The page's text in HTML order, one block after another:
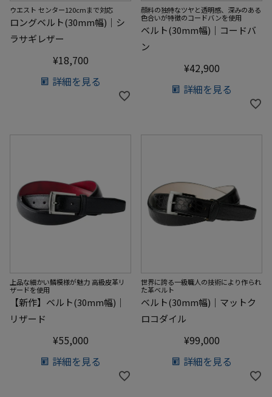
ウエスト センター120cmまで対応
ロングベルト(30mm幅)｜シ
ラサギレザー
¥18,700
詳細を見る
顔料の独特なツヤと透明感、深みのある
色合いが特徴のコードバンを使用
ベルト(30mm幅)｜コードバ
ン
¥42,900
詳細を見る
上品な細かい鱗模様が魅力 高級皮革リ
ザードを使用
【新作】ベルト(30mm幅)｜
リザード
¥55,000
詳細を見る
世界に誇る一級職人の技術により作られ
た革ベルト
ベルト(30mm幅)｜マットク
ロコダイル
¥99,000
詳細を見る